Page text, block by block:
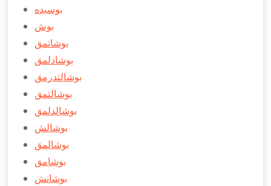
بوسیده
بوش
بوشاتمق
بوشادلمق
بوشالتدرمق
بوشالتمق
بوشالدلمق
بوشالش
بوشالمق
بوشامق
بوشانش